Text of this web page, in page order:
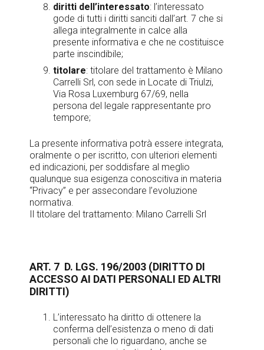
diritti dell’interessato: l’interessato
gode di tutti i diritti sanciti dall’art. 7 che si
allega integralmente in calce alla
presente informativa e che ne costituisce
parte inscindibile;
titolare: titolare del trattamento è Milano
Carrelli Srl, con sede in Locate di Triulzi,
Via Rosa Luxemburg 67/69, nella
persona del legale rappresentante pro
tempore;
La presente informativa potrà essere integrata,
oralmente o per iscritto, con ulteriori elementi
ed indicazioni, per soddisfare al meglio
qualunque sua esigenza conoscitiva in materia
“Privacy” e per assecondare l’evoluzione
normativa.
Il titolare del trattamento: Milano Carrelli Srl
ART. 7 D. LGS. 196/2003 (DIRITTO DI
ACCESSO AI DATI PERSONALI ED ALTRI
DIRITTI)
L’interessato ha diritto di ottenere la
conferma dell’esistenza o meno di dati
personali che lo riguardano, anche se